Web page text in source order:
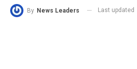
By News Leaders Last updated